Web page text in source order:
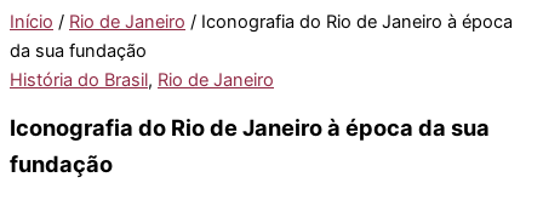
Início / Rio de Janeiro / Iconografia do Rio de Janeiro à época
da sua fundação
História do Brasil, Rio de Janeiro
Iconografia do Rio de Janeiro à época da sua
fundação